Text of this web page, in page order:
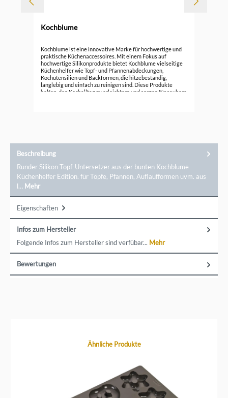
Kochblume
Kochblume ist eine innovative Marke für hochwertige und
praktische Küchenaccessoires. Mit einem Fokus auf
hochwertige Silikonprodukte bietet Kochblume vielseitige
Küchenhelfer wie Topf- und Pfannenabdeckungen,
Kochutensilien und Backformen, die hitzebeständig,
langlebig und einfach zu reinigen sind. Diese Produkte
helfen, den Kochalltag zu erleichtern und sorgen für saubere
Beschreibung
Runder Silikon Topf-Untersetzer aus der bunten Kochblume
Küchenhelfer Edition. für Töpfe, Pfannen, Auflaufformen uvm. aus
l… Mehr
Eigenschaften
Infos zum Hersteller
Folgende Infos zum Hersteller sind verfübar... Mehr
Bewertungen
Produktgalerie überspringenÄhnliche Produkte